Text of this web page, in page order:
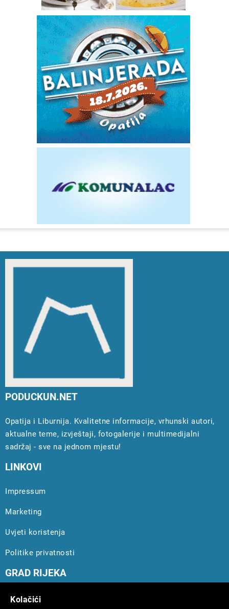
PODUCKUN.NET
Opatija i Liburnija. Kvalitetne informacije, vrhunski autori,
aktualne teme, izvještaji, fotogalerije i multimedijalni
sadržaj - sve na jednom mjestu!
LINKOVI
Impressum
Marketing
Uvjeti koristenja
Politike privatnosti
GRAD RIJEKA
Novosti Rijeka
Kolačići